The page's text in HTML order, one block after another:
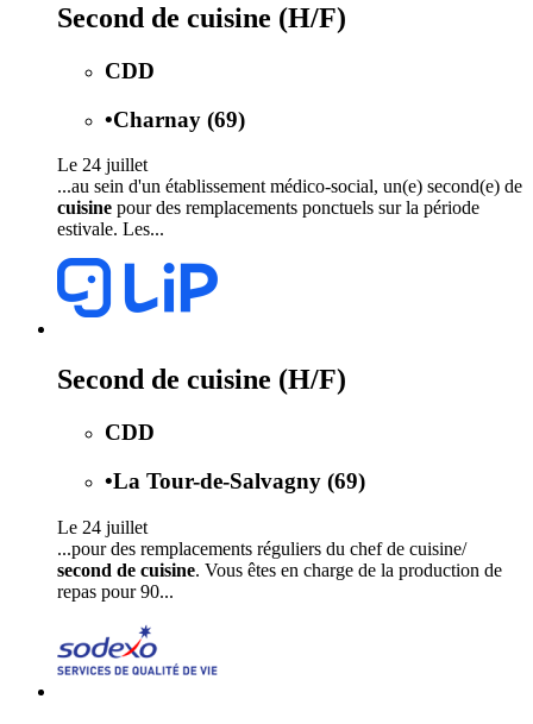
Second de cuisine (H/F)
CDD
•Charnay (69)
Le 24 juillet
...au sein d'un établissement médico-social, un(e) second(e) de
cuisine pour des remplacements ponctuels sur la période
estivale. Les...
Second de cuisine (H/F)
CDD
•La Tour-de-Salvagny (69)
Le 24 juillet
...pour des remplacements réguliers du chef de cuisine/
second de cuisine. Vous êtes en charge de la production de
repas pour 90...